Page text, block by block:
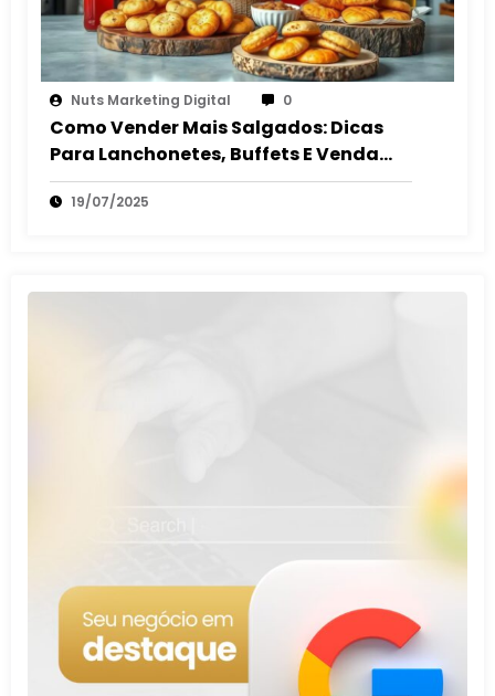
Nuts Marketing Digital 0
Como Vender Mais Salgados: Dicas
Para Lanchonetes, Buffets E Venda
Autônoma
19/07/2025